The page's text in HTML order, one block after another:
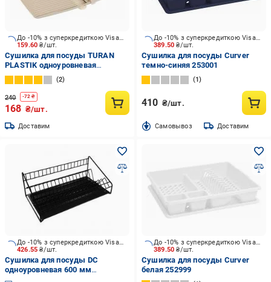
159.60₴/шт.
До -10% з суперкредиткою Visa Вигода
Сушилка для посуды TURAN
PLASTIK одноуровневая
400х300х110 мм
2
240 -72 ₴
168 ₴/шт.
Доставим
389.50₴/шт.
До -10% з суперкредиткою Visa Вигода
Сушилка для посуды Curver
темно-синяя 253001
1
410 ₴/шт.
Cамовывоз Доставим
426.55₴/шт.
До -10% з суперкредиткою Visa Вигода
Сушилка для посуды DC
одноуровневая 600 мм
термопластичная черная с
389.50₴/шт.
До -10% з суперкредиткою Visa Вигода
Сушилка для посуды Curver
белая 252999